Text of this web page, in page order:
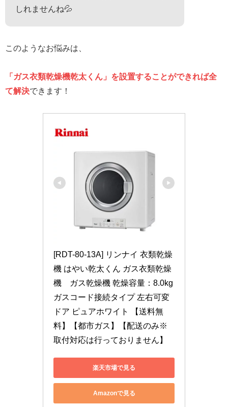
しれませんね💦
このようなお悩みは、
「ガス衣類乾燥機乾太くん」を設置することができれば全
て解決できます！
[RDT-80-13A] リンナイ 衣類乾燥
機 はやい乾太くん ガス衣類乾燥
機　ガス乾燥機 乾燥容量：8.0kg
ガスコード接続タイプ 左右可変
ドア ピュアホワイト 【送料無
料】【都市ガス】【配送のみ※
取付対応は行っておりません】
楽天市場で見る
Amazonで見る